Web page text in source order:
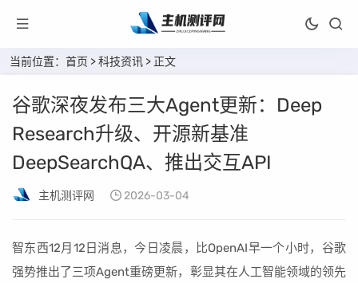
当前位置： 首页 >科技资讯 > 正文
谷歌深夜发布三大Agent更新：Deep
Research升级、开源新基准
DeepSearchQA、推出交互API
主机测评网 2026-03-04
智东西12月12日消息，今日凌晨，比OpenAI早一个小时，谷歌
强势推出了三项Agent重磅更新，彰显其在人工智能领域的领先